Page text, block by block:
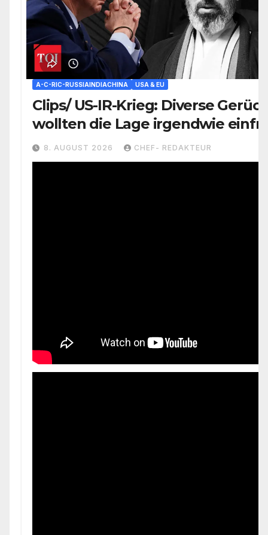
A-C-RIC-RUSSIAINDIACHINA USA & EU
Clips/ US-IR-Krieg: Diverse
wollten die Lage irgendwie
aber nicht wie)/ +mehr
8. AUGUST 2026 CHEF- REDAKTEUR